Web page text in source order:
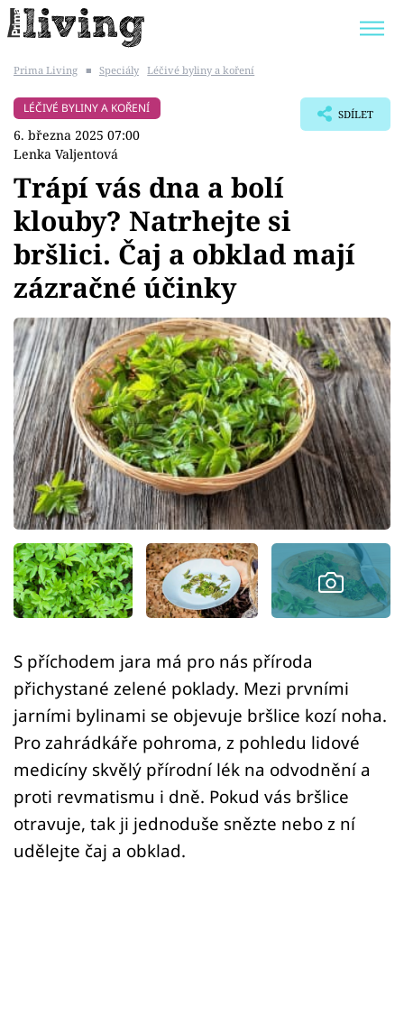
BYDLENÍ SLAVNÝCH
ZAHRADA
Témata
Bydlení
Zahrada
Design
Sledujte prima+
Přihlášení
Sledujte nás
Prima Living ■ Speciály Léčivé byliny a koření
LÉČIVÉ BYLINY A KOŘENÍ
6. března 2025 07:00
Lenka Valjentová
SDÍLET
Trápí vás dna a bolí
klouby? Natrhejte si
bršlici. Čaj a obklad mají
zázračné účinky
S příchodem jara má pro nás příroda
přichystané zelené poklady. Mezi prvními
jarními bylinami se objevuje bršlice kozí noha.
Pro zahrádkáře pohroma, z pohledu lidové
medicíny skvělý přírodní lék na odvodnění a
proti revmatismu i dně. Pokud vás bršlice
otravuje, tak ji jednoduše snězte nebo z ní
udělejte čaj a obklad.